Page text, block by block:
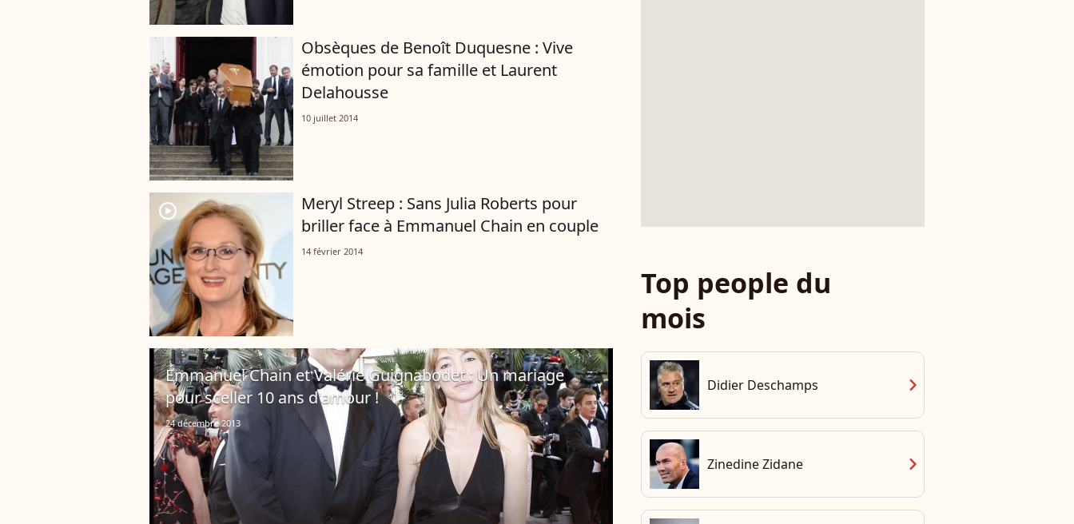
Obsèques de Benoît Duquesne : Vive
émotion pour sa famille et Laurent
Delahousse
10 juillet 2014
player2
Meryl Streep : Sans Julia Roberts pour
briller face à Emmanuel Chain en couple
14 février 2014
Emmanuel Chain et Valérie Guignabodet : Un mariage
pour sceller 10 ans d'amour !
24 décembre 2013
Top people du
mois
Didier Deschamps chevron_right
Zinedine Zidane chevron_right